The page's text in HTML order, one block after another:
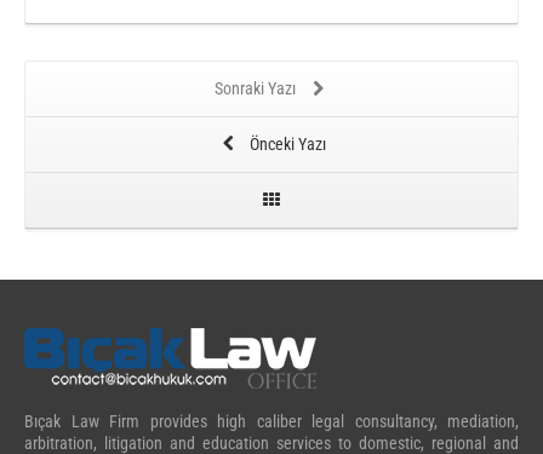
Sonraki Yazı
Önceki Yazı
Bıçak Law Firm provides high caliber legal consultancy, mediation,
arbitration, litigation and education services to domestic, regional and